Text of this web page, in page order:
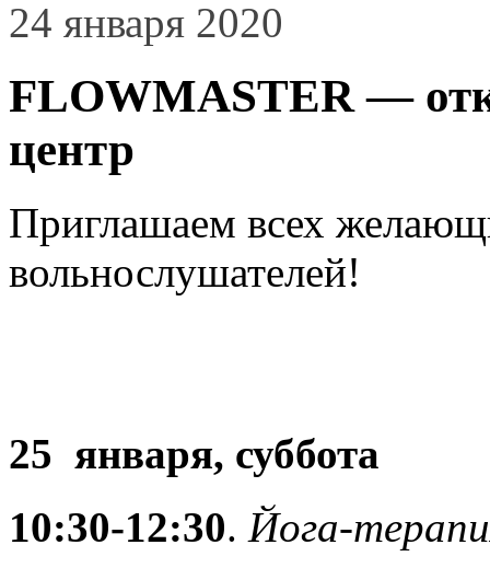
24 января 2020
FLOWMASTER —
центр
Приглашаем всех
вольнослушателей!
25 января, суббота
10:30-12:30. Йога-